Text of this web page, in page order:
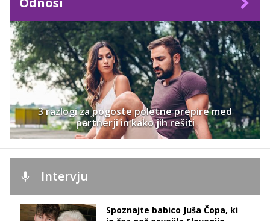
3 razlogi za pogoste poletne prepire med
partnerji in kako jih rešiti
Intervju
Spoznajte babico Juša Čopa, ki